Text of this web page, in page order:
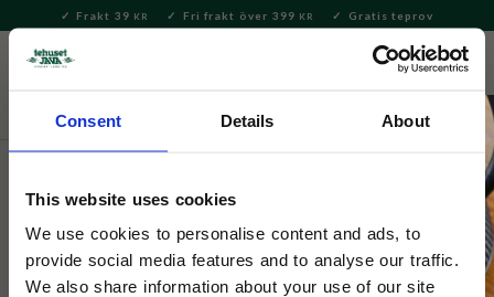
Consent Details About
This website uses cookies
We use cookies to personalise content and ads, to
provide social media features and to analyse our traffic.
We also share information about your use of our site
Meny
Frakt 39 KR Fri frakt över 399 KR Gratis teprov
Ulldjur Lamm Rosa
Söt rosa litet lamm i ull, perfekt att hänga i påskriset.